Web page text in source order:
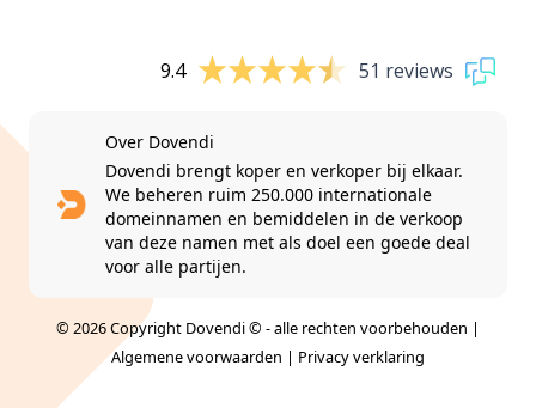
9.4 51 reviews
Over Dovendi
Dovendi brengt koper en verkoper bij elkaar.
We beheren ruim 250.000 internationale
domeinnamen en bemiddelen in de verkoop
van deze namen met als doel een goede deal
voor alle partijen.
© 2026 Copyright Dovendi © - alle rechten voorbehouden |
Algemene voorwaarden | Privacy verklaring